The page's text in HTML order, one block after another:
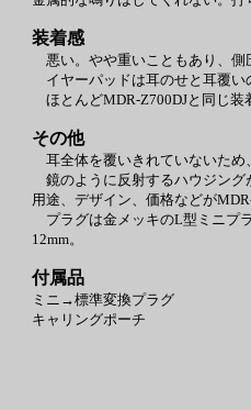
装着感
悪い。やや重いこともあり、側
イヤーパッドは耳のせと耳覆い
ほとんどMDR-Z700DJと同じ装
その他
耳全体を覆いきれていないため
鏡のように反射するハウジング
用途、デザイン、価格などが
プラグは金メッキのL型ミニプ
12mm。
付属品
ミニ→標準変換プラグ
キャリングポーチ